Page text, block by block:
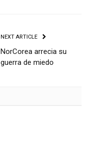
NEXT ARTICLE
NorCorea arrecia su
guerra de miedo